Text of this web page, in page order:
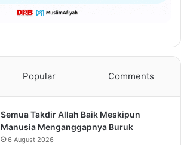
Popular Comments
Semua Takdir Allah Baik Meskipun
Manusia Menganggapnya Buruk
6 August 2026